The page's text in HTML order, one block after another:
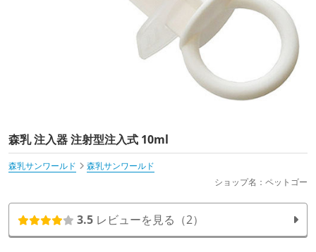
森乳 注入器 注射型注入式 10ml
森乳サンワールド
森乳サンワールド
ショップ名：ペットゴー
3.5 レビューを見る（2）